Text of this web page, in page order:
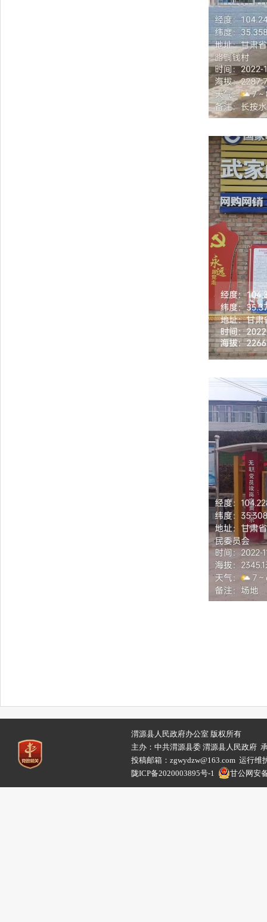
渭源县人民政府办公室 版权所有
主办：中共渭源县委 渭源县人民政府
投稿邮箱：zgwydzw@163.com 运行维
陇ICP备2020003895号-1
甘公网安